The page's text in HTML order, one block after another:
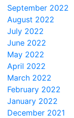
September 2022
August 2022
July 2022
June 2022
May 2022
April 2022
March 2022
February 2022
January 2022
December 2021